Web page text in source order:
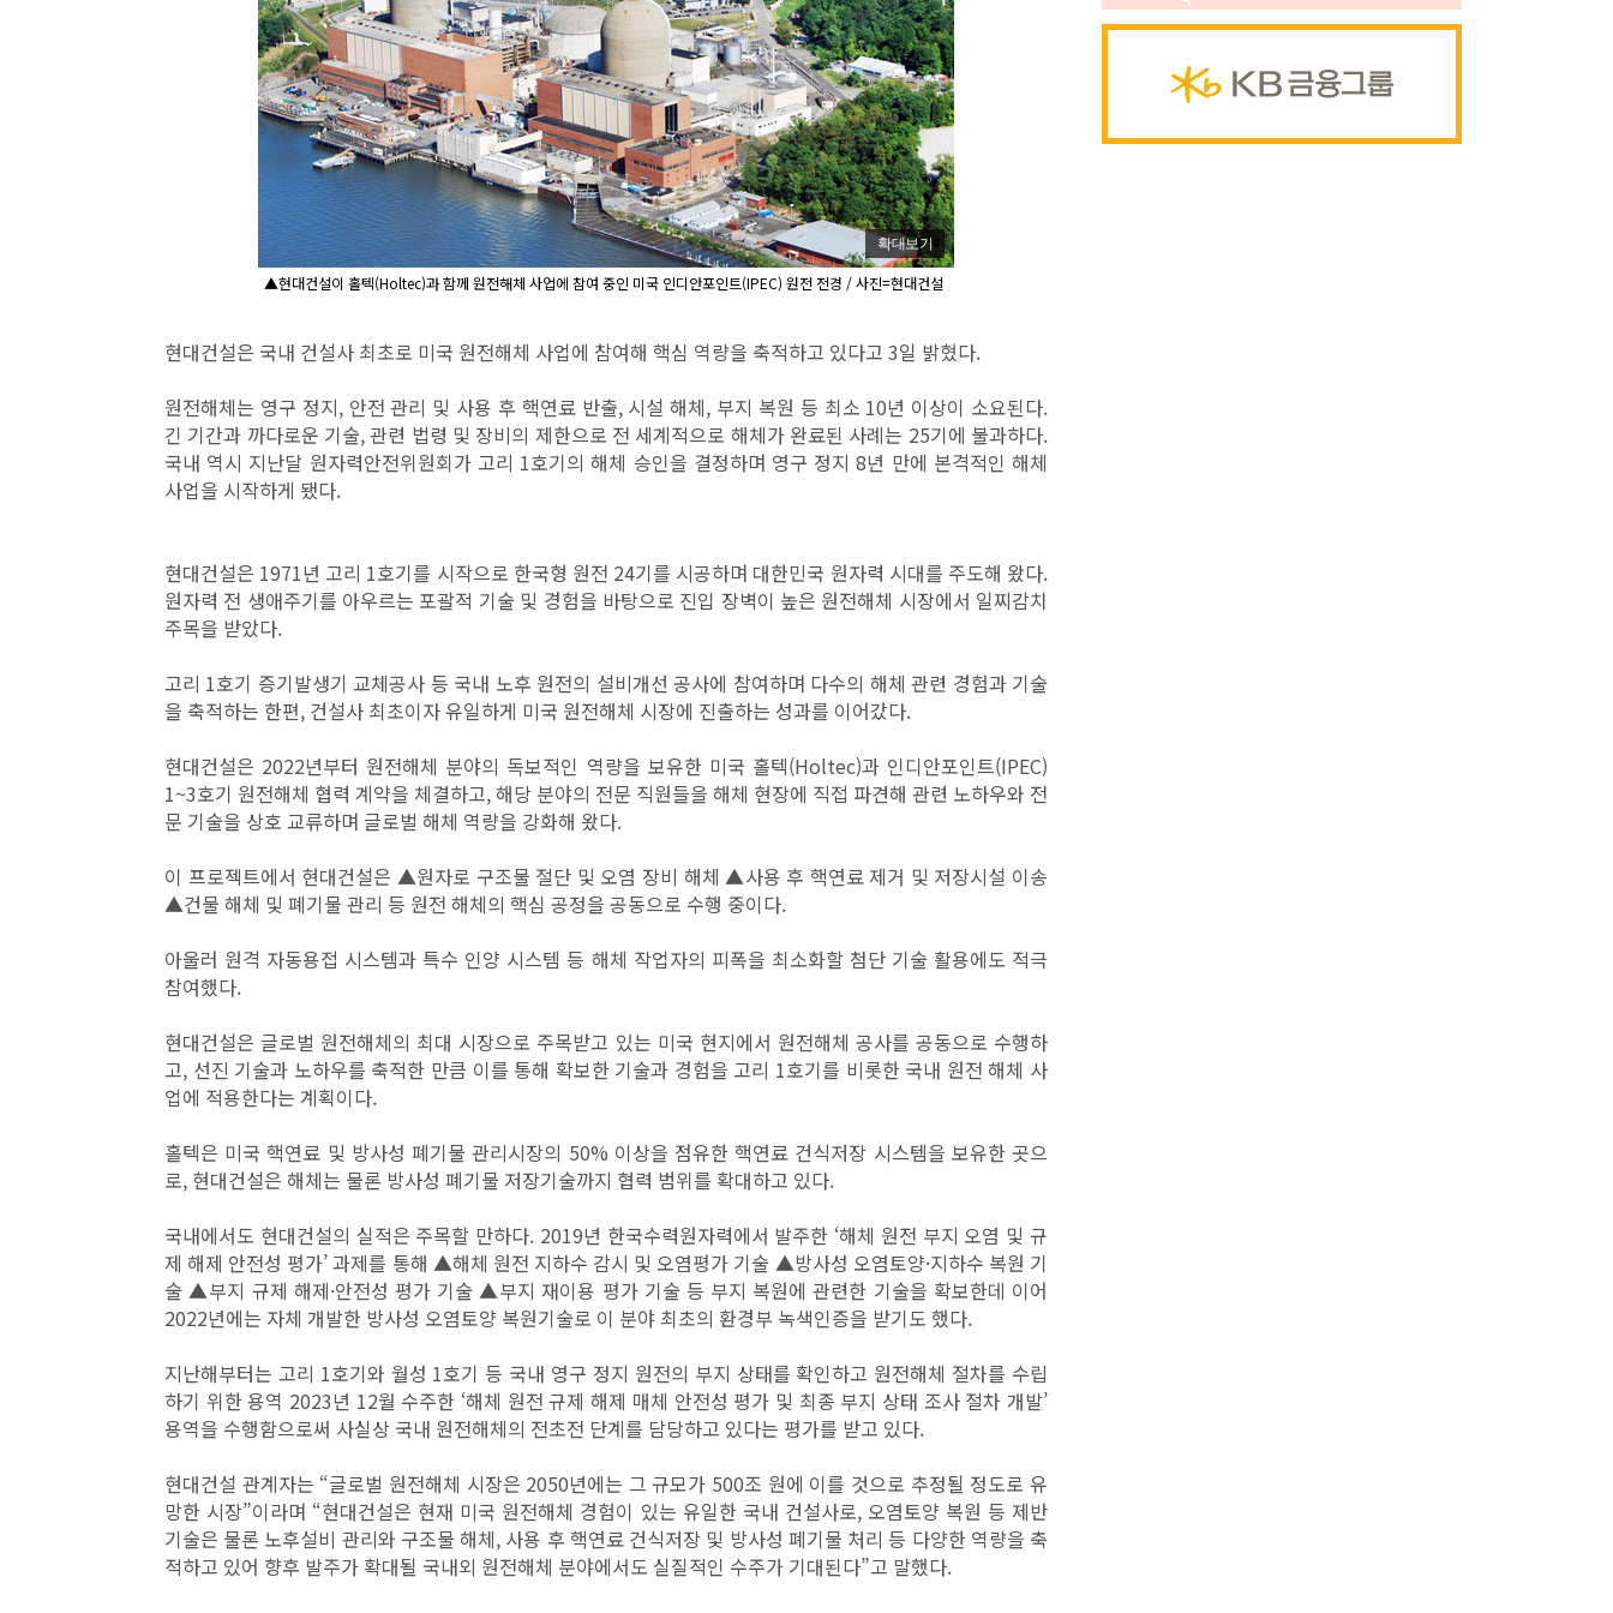
확대보기
▲현대건설이 홀텍(Holtec)과 함께 원전해체 사업에 참여 중인 미국 인디안포인트(IPEC) 원전 전경 / 사진=현대건설
현대건설은 국내 건설사 최초로 미국 원전해체 사업에 참여해 핵심 역량을 축적하고 있다고 3일 밝혔다.
원전해체는 영구 정지, 안전 관리 및 사용 후 핵연료 반출, 시설 해체, 부지 복원 등 최소 10년 이상이 소요된다.
긴 기간과 까다로운 기술, 관련 법령 및 장비의 제한으로 전 세계적으로 해체가 완료된 사례는 25기에 불과하다.
국내 역시 지난달 원자력안전위원회가 고리 1호기의 해체 승인을 결정하며 영구 정지 8년 만에 본격적인 해체
사업을 시작하게 됐다.
현대건설은 1971년 고리 1호기를 시작으로 한국형 원전 24기를 시공하며 대한민국 원자력 시대를 주도해 왔다.
원자력 전 생애주기를 아우르는 포괄적 기술 및 경험을 바탕으로 진입 장벽이 높은 원전해체 시장에서 일찌감치
주목을 받았다.
고리 1호기 증기발생기 교체공사 등 국내 노후 원전의 설비개선 공사에 참여하며 다수의 해체 관련 경험과 기술
을 축적하는 한편, 건설사 최초이자 유일하게 미국 원전해체 시장에 진출하는 성과를 이어갔다.
현대건설은 2022년부터 원전해체 분야의 독보적인 역량을 보유한 미국 홀텍(Holtec)과 인디안포인트(IPEC)
1~3호기 원전해체 협력 계약을 체결하고, 해당 분야의 전문 직원들을 해체 현장에 직접 파견해 관련 노하우와 전
문 기술을 상호 교류하며 글로벌 해체 역량을 강화해 왔다.
이 프로젝트에서 현대건설은 ▲원자로 구조물 절단 및 오염 장비 해체 ▲사용 후 핵연료 제거 및 저장시설 이송
▲건물 해체 및 폐기물 관리 등 원전 해체의 핵심 공정을 공동으로 수행 중이다.
아울러 원격 자동용접 시스템과 특수 인양 시스템 등 해체 작업자의 피폭을 최소화할 첨단 기술 활용에도 적극
참여했다.
현대건설은 글로벌 원전해체의 최대 시장으로 주목받고 있는 미국 현지에서 원전해체 공사를 공동으로 수행하
고, 선진 기술과 노하우를 축적한 만큼 이를 통해 확보한 기술과 경험을 고리 1호기를 비롯한 국내 원전 해체 사
업에 적용한다는 계획이다.
홀텍은 미국 핵연료 및 방사성 폐기물 관리시장의 50% 이상을 점유한 핵연료 건식저장 시스템을 보유한 곳으
로, 현대건설은 해체는 물론 방사성 폐기물 저장기술까지 협력 범위를 확대하고 있다.
국내에서도 현대건설의 실적은 주목할 만하다. 2019년 한국수력원자력에서 발주한 ‘해체 원전 부지 오염 및 규
제 해제 안전성 평가’ 과제를 통해 ▲해체 원전 지하수 감시 및 오염평가 기술 ▲방사성 오염토양·지하수 복원 기
술 ▲부지 규제 해제·안전성 평가 기술 ▲부지 재이용 평가 기술 등 부지 복원에 관련한 기술을 확보한데 이어
2022년에는 자체 개발한 방사성 오염토양 복원기술로 이 분야 최초의 환경부 녹색인증을 받기도 했다.
지난해부터는 고리 1호기와 월성 1호기 등 국내 영구 정지 원전의 부지 상태를 확인하고 원전해체 절차를 수립
하기 위한 용역 2023년 12월 수주한 ‘해체 원전 규제 해제 매체 안전성 평가 및 최종 부지 상태 조사 절차 개발’
용역을 수행함으로써 사실상 국내 원전해체의 전초전 단계를 담당하고 있다는 평가를 받고 있다.
현대건설 관계자는 “글로벌 원전해체 시장은 2050년에는 그 규모가 500조 원에 이를 것으로 추정될 정도로 유
망한 시장”이라며 “현대건설은 현재 미국 원전해체 경험이 있는 유일한 국내 건설사로, 오염토양 복원 등 제반
기술은 물론 노후설비 관리와 구조물 해체, 사용 후 핵연료 건식저장 및 방사성 폐기물 처리 등 다양한 역량을 축
적하고 있어 향후 발주가 확대될 국내외 원전해체 분야에서도 실질적인 수주가 기대된다”고 말했다.